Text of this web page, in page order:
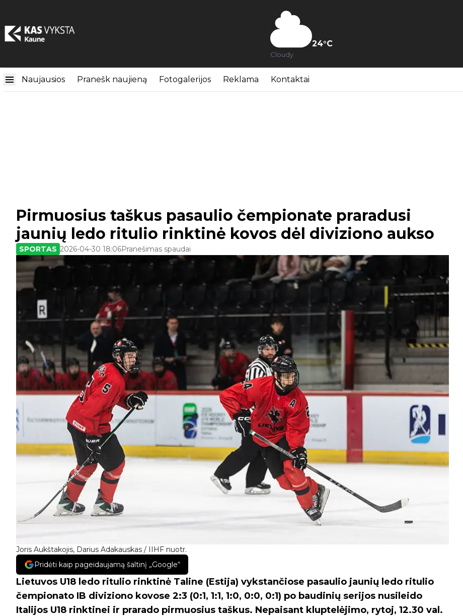
24°C
Cloudy
Naujausios Pranešk naujieną Fotogalerijos Reklama Kontaktai
Joris Aukštakojis, Darius Adakauskas / IIHF nuotr.
Pirmuosius taškus pasaulio čempionate praradusi
jaunių ledo ritulio rinktinė kovos dėl diviziono aukso
SPORTAS 2026-04-30 18:06Pranešimas spaudai
Pridėti kaip pageidaujamą šaltinį „Google“
Lietuvos U18 ledo ritulio rinktinė Taline (Estija) vykstančiose pasaulio jaunių ledo ritulio
čempionato IB diviziono kovose 2:3 (0:1, 1:1, 1:0, 0:0, 0:1) po baudinių serijos nusileido
Italijos U18 rinktinei ir prarado pirmuosius taškus. Nepaisant kluptelėjimo, rytoj, 12.30 val.